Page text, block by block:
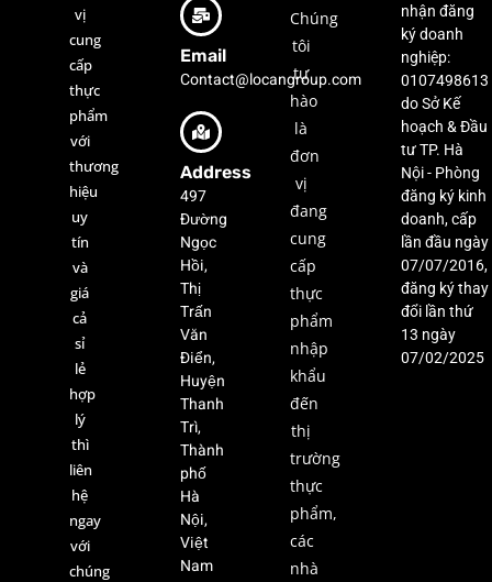
vị
cung
cấp
thực
phẩm
với
thương
hiệu
uy
tín
và
giá
cả
sỉ
lẻ
hợp
lý
thì
liên
hệ
ngay
với
chúng
Email
Contact@locangroup.com
Address
497
Đường
Ngọc
Hồi,
Thị
Trấn
Văn
Điển,
Huyện
Thanh
Trì,
Thành
phố
Hà
Nội,
Việt
Nam
Chúng
tôi
tự
hào
là
đơn
vị
đang
cung
cấp
thực
phẩm
nhập
khẩu
đến
thị
trường
thực
phẩm,
các
nhà
nhận đăng
ký doanh
nghiệp:
0107498613
do Sở Kế
hoạch & Đầu
tư TP. Hà
Nội - Phòng
đăng ký kinh
doanh, cấp
lần đầu ngày
07/07/2016,
đăng ký thay
đổi lần thứ
13 ngày
07/02/2025